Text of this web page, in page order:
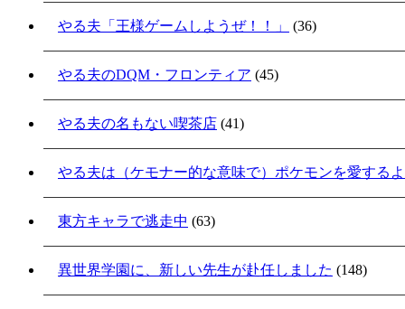
やる夫「王様ゲームしようぜ！！」 (36)
やる夫のDQM・フロンティア (45)
やる夫の名もない喫茶店 (41)
やる夫は（ケモナー的な意味で）ポケモンを愛する
東方キャラで逃走中 (63)
異世界学園に、新しい先生が赴任しました (148)